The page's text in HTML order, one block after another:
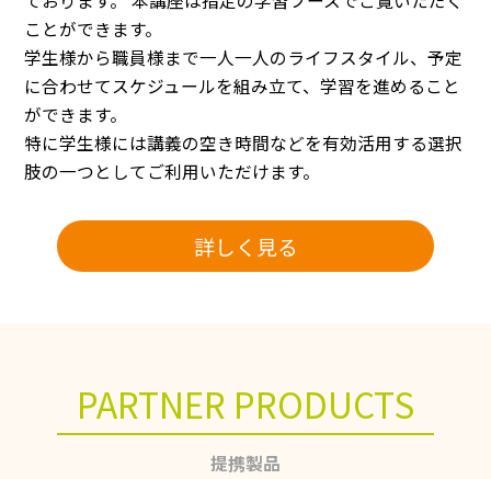
ことができます。
学生様から職員様まで一人一人のライフスタイル、予定
に合わせてスケジュールを組み立て、学習を進めること
ができます。
特に学生様には講義の空き時間などを有効活用する選択
肢の一つとしてご利用いただけます。
詳しく見る
PARTNER PRODUCTS
提携製品